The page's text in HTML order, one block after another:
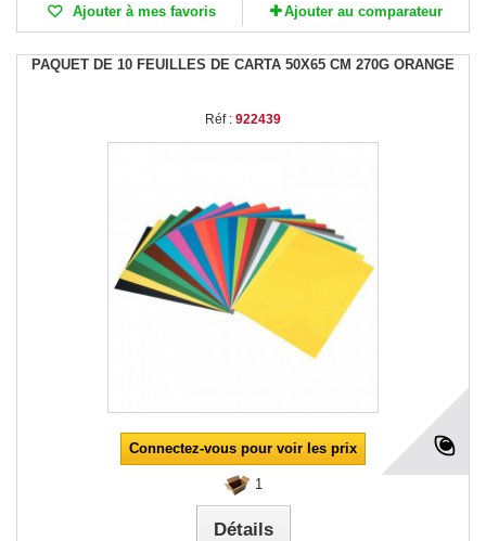
Ajouter à mes favoris Ajouter au comparateur
PAQUET DE 10 FEUILLES DE CARTA 50X65 CM 270G ORANGE
Réf : 922439
Connectez-vous pour voir les prix
1
Détails